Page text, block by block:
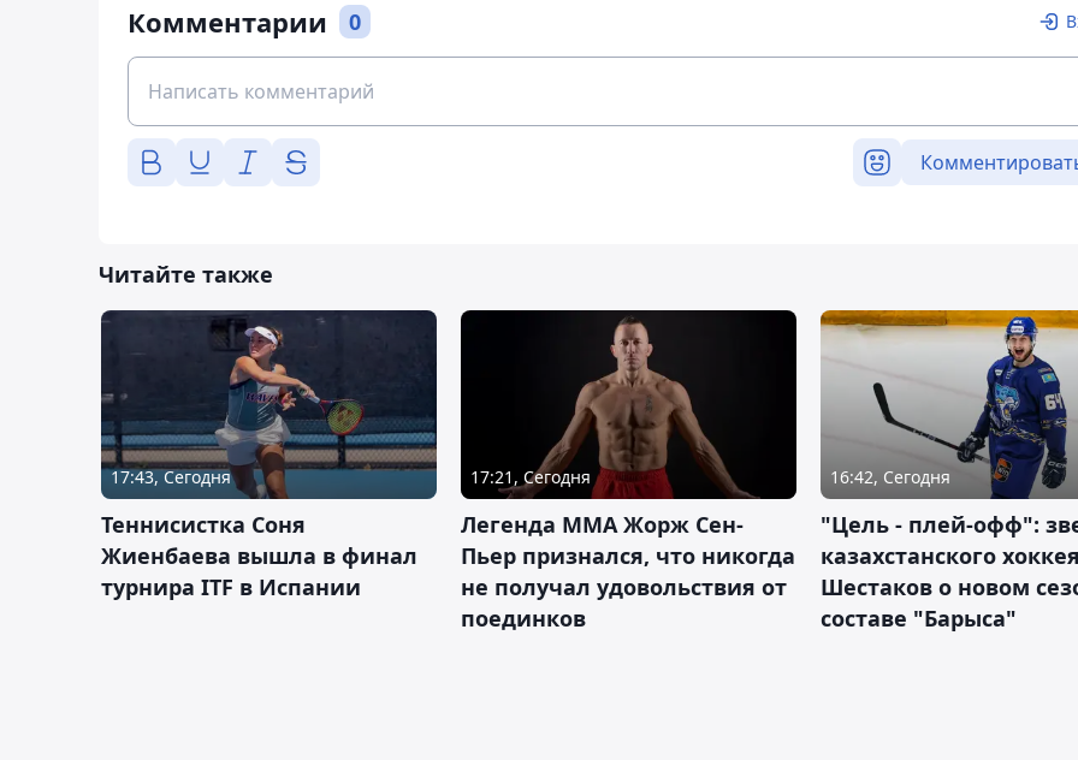
Комментарии 0
Читайте также
17:43, Сегодня
Теннисистка Соня
Жиенбаева вышла в финал
турнира ITF в Испании
17:21, Сегодня
Легенда ММА Жорж Сен-
Пьер признался, что никогда
не получал удовольствия от
поединков
16:42, Сегодня
"Цель - плей-офф":
казахстанского
Шестаков о новом
составе "Барыса"